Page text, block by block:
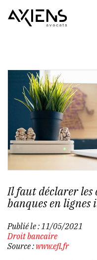
Il faut déclarer les
banques en
Publié le : 11/05/2021
Droit bancaire
Source : www.efl.fr